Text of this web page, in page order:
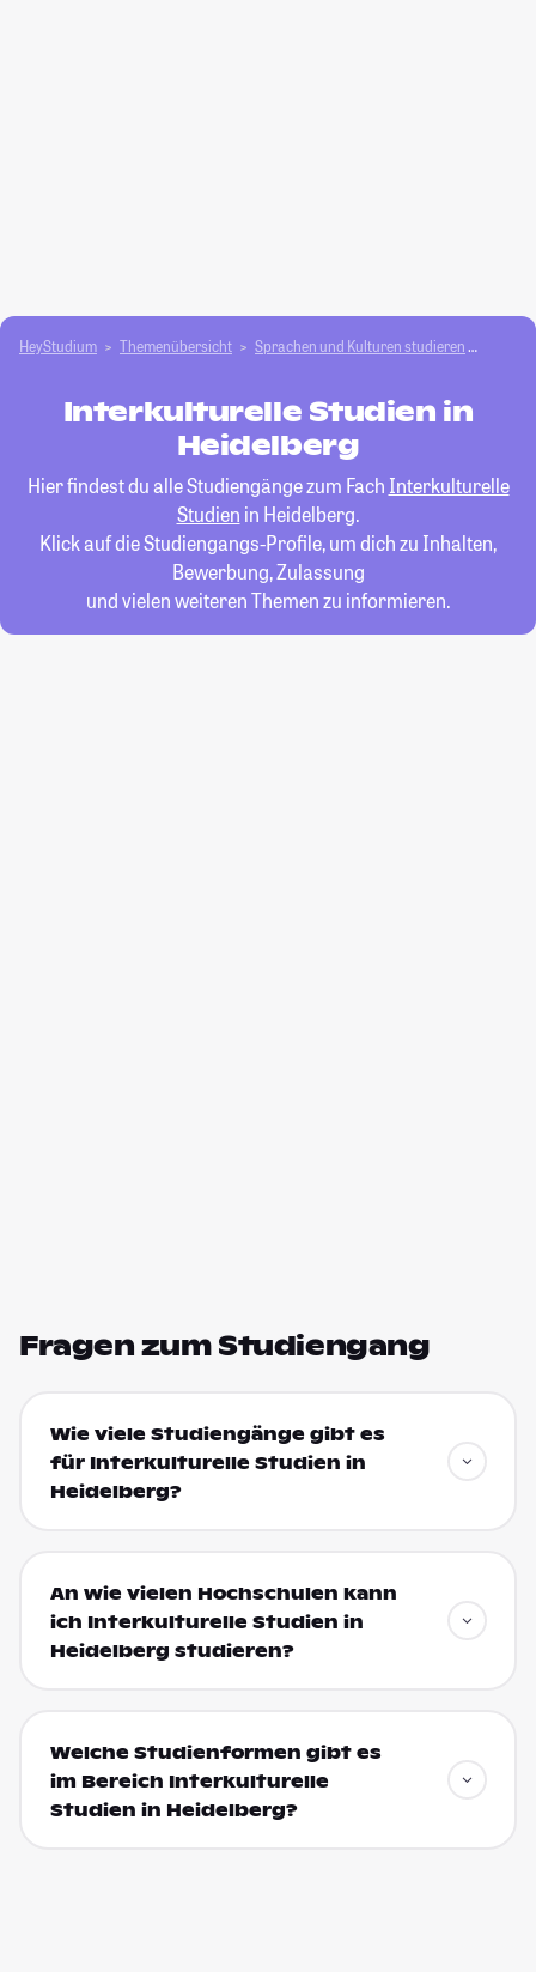
HeyStudium Themenübersicht Sprachen und Kulturen studieren
Interkulturelle Studien in
Heidelberg
Hier findest du alle Studiengänge zum Fach Interkulturelle
Studien in Heidelberg.
Klick auf die Studiengangs-Profile, um dich zu Inhalten,
Bewerbung, Zulassung
und vielen weiteren Themen zu informieren.
Fragen zum Studiengang
Wie viele Studiengänge gibt es
für Interkulturelle Studien in
Heidelberg?
An wie vielen Hochschulen kann
ich Interkulturelle Studien in
Heidelberg studieren?
Welche Studienformen gibt es
im Bereich Interkulturelle
Studien in Heidelberg?